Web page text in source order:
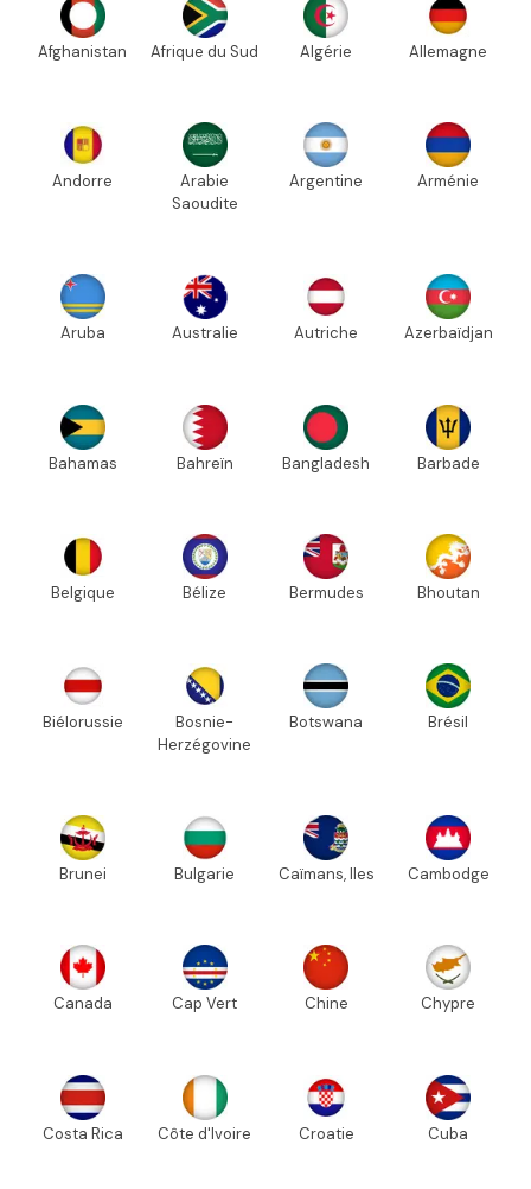
Afghanistan Afrique du Sud Algérie Allemagne
Andorre
Arabie
Saoudite
Argentine Arménie
Aruba Australie Autriche Azerbaïdjan
Bahamas Bahreïn Bangladesh Barbade
Belgique Bélize Bermudes Bhoutan
Biélorussie
Bosnie-
Herzégovine
Botswana Brésil
Brunei Bulgarie Caïmans, Iles Cambodge
Canada Cap Vert Chine Chypre
Costa Rica Côte d'Ivoire Croatie Cuba